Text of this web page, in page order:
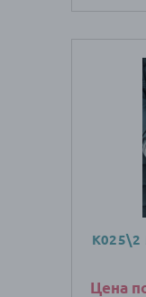
К025\2
Цена